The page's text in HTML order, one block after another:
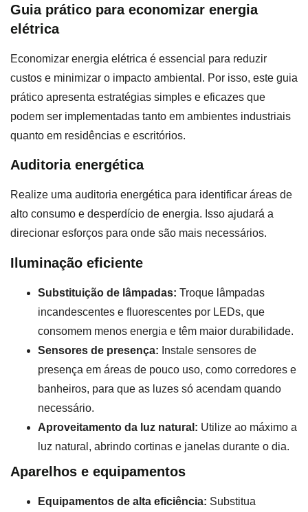
Guia prático para economizar energia
elétrica
Economizar energia elétrica é essencial para reduzir
custos e minimizar o impacto ambiental. Por isso, este guia
prático apresenta estratégias simples e eficazes que
podem ser implementadas tanto em ambientes industriais
quanto em residências e escritórios.
Auditoria energética
Realize uma auditoria energética para identificar áreas de
alto consumo e desperdício de energia. Isso ajudará a
direcionar esforços para onde são mais necessários.
Iluminação eficiente
Substituição de lâmpadas: Troque lâmpadas
incandescentes e fluorescentes por LEDs, que
consomem menos energia e têm maior durabilidade.
Sensores de presença: Instale sensores de
presença em áreas de pouco uso, como corredores e
banheiros, para que as luzes só acendam quando
necessário.
Aproveitamento da luz natural: Utilize ao máximo a
luz natural, abrindo cortinas e janelas durante o dia.
Aparelhos e equipamentos
Equipamentos de alta eficiência: Substitua